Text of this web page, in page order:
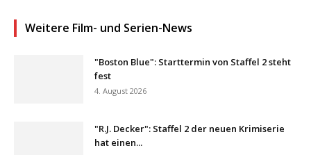
Weitere Film- und Serien-News
"Boston Blue": Starttermin von Staffel 2 steht
fest
4. August 2026
"R.J. Decker": Staffel 2 der neuen Krimiserie
hat einen...